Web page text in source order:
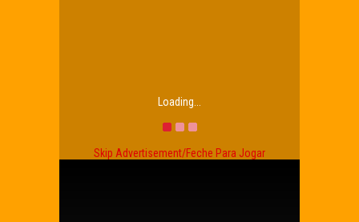
Loading...
Skip Advertisement/Feche Para Jogar